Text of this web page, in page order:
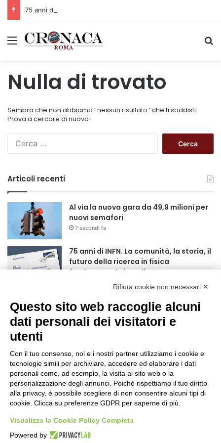
Menu
Nulla di trovato
Sembra che non abbiamo ’ nessun risultato ’ che ti soddisfi.
Prova a cercare di nuovo!
c
p
Articoli recenti
Al via la nuova gara da 49,9 milioni per
nuovi semafori
7 secondi fa
75 anni di INFN. La comunità, la storia, il
futuro della ricerca in fisica
fondamentale in Italia
oro iridato è azzurro
19 ore fa
fino al 25 settembre
24 ore fa
Torna il Moscerine Film Festival Summer
Camp
1 giorno fa
“Anomalie”, dal 30 agosto la XX
edizione
Rifiuta cookie non necessari ✕
Questo sito web raccoglie alcuni
dati personali dei visitatori e
utenti
Con il tuo consenso, noi e i nostri partner utilizziamo i cookie e
tecnologie simili per archiviare, accedere ed elaborare i dati
personali come, ad esempio, la visita al sito web o la
personalizzazione degli annunci. Poiché rispettiamo il tuo diritto
alla privacy, è possibile scegliere di non consentire alcuni tipi di
cookie. Clicca su preferenze GDPR per saperne di più.
Visualizza la Cookie Policy Completa
Powered by